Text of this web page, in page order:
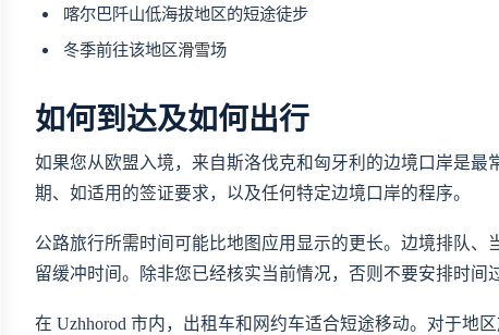
喀尔巴阡山低海拔地区的短途徒步
冬季前往该地区滑雪场
如何到达及如何出行
如果您从欧盟入境，来自斯洛伐克和匈牙利的边境口岸是
期、如适用的签证要求，以及任何特定边境口岸的程序。
公路旅行所需时间可能比地图应用显示的更长。边境排队
留缓冲时间。除非您已经核实当前情况，否则不要安排时间
在 Uzhhorod 市内，出租车和网约车适合短途移动。对于地